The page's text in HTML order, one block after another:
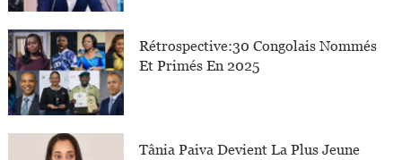
Rétrospective:30 Congolais Nommés
Et Primés En 2025
Tânia Paiva Devient La Plus Jeune